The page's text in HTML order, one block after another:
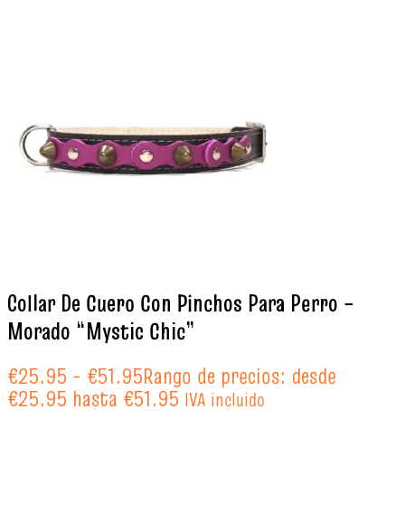
Collar De Cuero Con Pinchos Para Perro –
Morado “Mystic Chic”
€25.95 - €51.95Rango de precios: desde
€25.95 hasta €51.95 IVA incluido